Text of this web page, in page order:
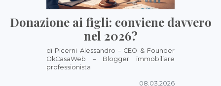
Donazione ai figli: conviene davvero
nel 2026?
di Picerni Alessandro – CEO & Founder
OkCasaWeb – Blogger immobiliare
professionista
08.03.2026